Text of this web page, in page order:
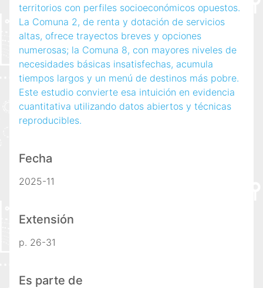
territorios con perfiles socioeconómicos opuestos.
La Comuna 2, de renta y dotación de servicios
altas, ofrece trayectos breves y opciones
numerosas; la Comuna 8, con mayores niveles de
necesidades básicas insatisfechas, acumula
tiempos largos y un menú de destinos más pobre.
Este estudio convierte esa intuición en evidencia
cuantitativa utilizando datos abiertos y técnicas
reproducibles.
Fecha
2025-11
Extensión
p. 26-31
Es parte de